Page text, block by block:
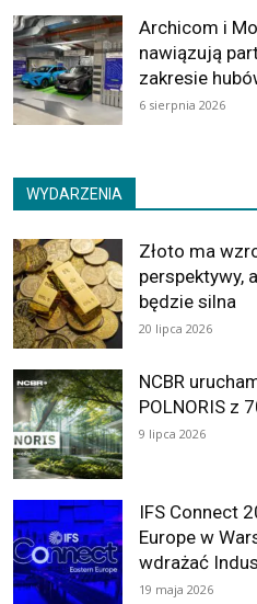
Archicom i
nawiązują
zakresie
6 sierpnia 2026
WYDARZENIA
Złoto ma
perspektywy,
będzie silna
20 lipca 2026
NCBR
POLNORIS z
9 lipca 2026
IFS Connect
Europe w
wdrażać
19 maja 2026